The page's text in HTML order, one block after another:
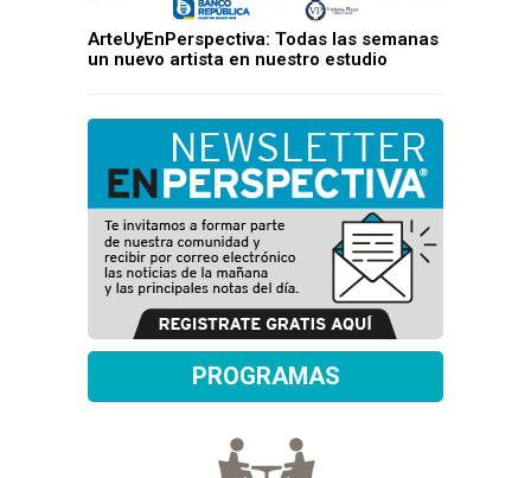
ArteUyEnPerspectiva: Todas las semanas
un nuevo artista en nuestro estudio
PROGRAMAS